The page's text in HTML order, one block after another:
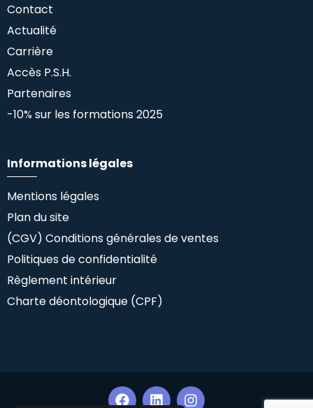
Contact
Actualité
Carrière
Accès P.S.H.
Partenaires
-10% sur les formations 2025
Informations légales
Mentions légales
Plan du site
(CGV) Conditions générales de ventes
Politiques de confidentialité
Règlement intérieur
Charte déontologique (CPF)